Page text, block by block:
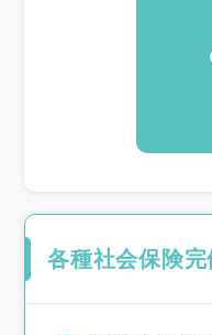
各種社会保険完